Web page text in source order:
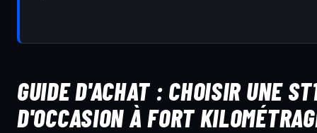
GUIDE D'ACHAT : CHOISIR UNE
D'OCCASION À FORT